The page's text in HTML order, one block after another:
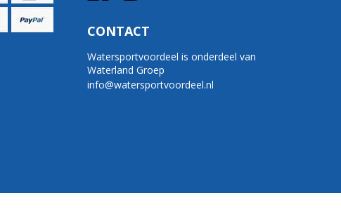
CONTACT
Watersportvoordeel is onderdeel van
Waterland Groep
info@watersportvoordeel.nl